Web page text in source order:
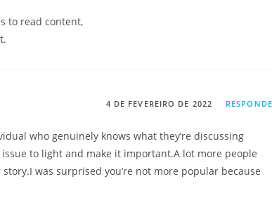
to read content,
4 DE FEVEREIRO DE 2022
who genuinely knows what they’re discussing
to light and make it important.A lot more people
was surprised you’re not more popular because